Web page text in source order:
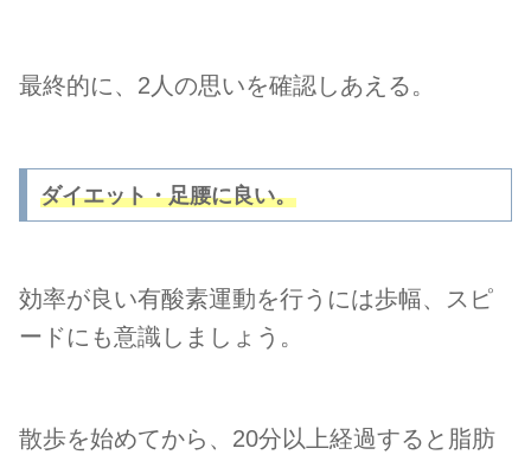
最終的に、 2人の思いを確認しあえる。
ダイエット・足腰に良い。
効率が良い有酸素運動を行うには歩幅、スピ
ードにも意識しましょう。
散歩を始めてから、20分以上経過すると脂肪